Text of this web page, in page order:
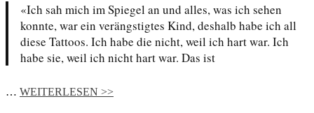
«Ich sah mich im Spiegel an und alles, was ich sehen
konnte, war ein verängstigtes Kind, deshalb habe ich all
diese Tattoos. Ich habe die nicht, weil ich hart war. Ich
habe sie, weil ich nicht hart war. Das ist
… WEITERLESEN >>